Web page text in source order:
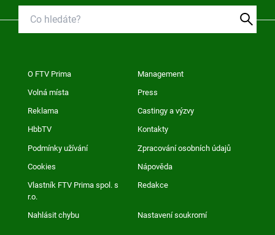
O FTV Prima Management
Volná místa Press
Reklama Castingy a výzvy
HbbTV Kontakty
Podmínky užívání Zpracování osobních údajů
Cookies Nápověda
Vlastník FTV Prima spol. s
r.o.
Redakce
Nahlásit chybu Nastavení soukromí